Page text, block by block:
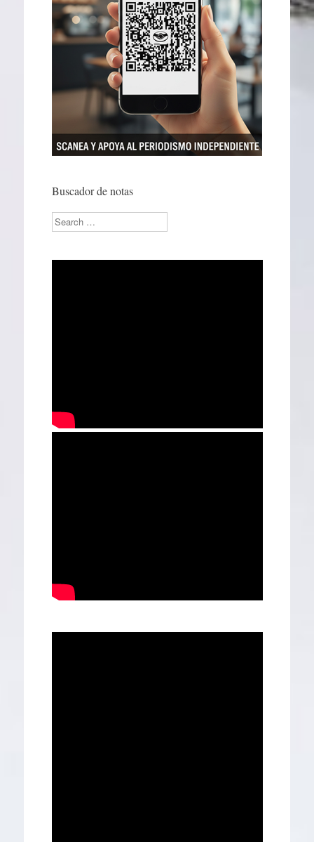
Buscador de notas
Search